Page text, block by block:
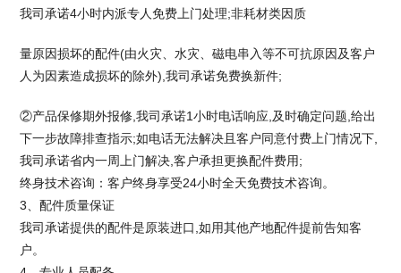
我司承诺4小时内派专人免费上门处理;非耗材类因质
量原因损坏的配件(由火灾、水灾、磁电串入等不可抗原因及客户
人为因素造成损坏的除外),我司承诺免费换新件;
②产品保修期外报修,我司承诺1小时电话响应,及时确定问题,给出
下一步故障排查指示;如电话无法解决且客户同意付费上门情况下,
我司承诺省内一周上门解决,客户承担更换配件费用;
终身技术咨询：客户终身享受24小时全天免费技术咨询。
3、配件质量保证
我司承诺提供的配件是原装进口,如用其他产地配件提前告知客
户。